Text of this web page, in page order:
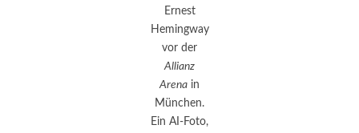
Ernest
Hemingway
vor der
Allianz
Arena in
München.
Ein AI-Foto,